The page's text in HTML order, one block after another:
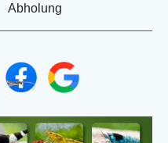
Abholung